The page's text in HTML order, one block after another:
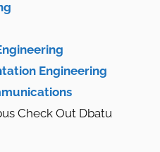
Engineering
Check Out Dbatu